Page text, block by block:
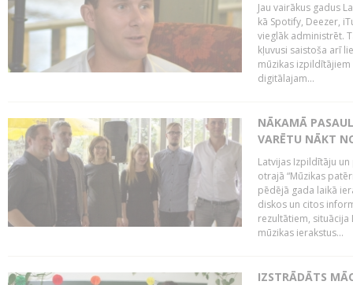
Jau vairākus gadus
kā Spotify, Deezer,
vieglāk administrēt.
kļuvusi saistoša arī
mūzikas
digitālajam...
NĀKAMĀ
VARĒTU NĀKT
Latvijas Izpildītāju
otrajā “Mūzikas
pēdējā gada laikā
diskos un citos
rezultātiem, situācija
mūzikas ierakstus...
IZSTRĀDĀTS